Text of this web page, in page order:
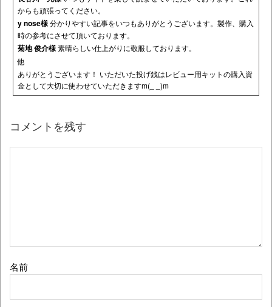
からも頑張ってください。
y nose様分かりやすい記事をいつもありがとうございます。製作、購入
時の参考にさせて頂いております。
菊地 俊介様素晴らしい仕上がりに敬服しております。
他
ありがとうございます！ いただいた投げ銭はレビュー用キットの購入資
金として大切に使わせていただきますm(_ _)m
コメントを残す
名前